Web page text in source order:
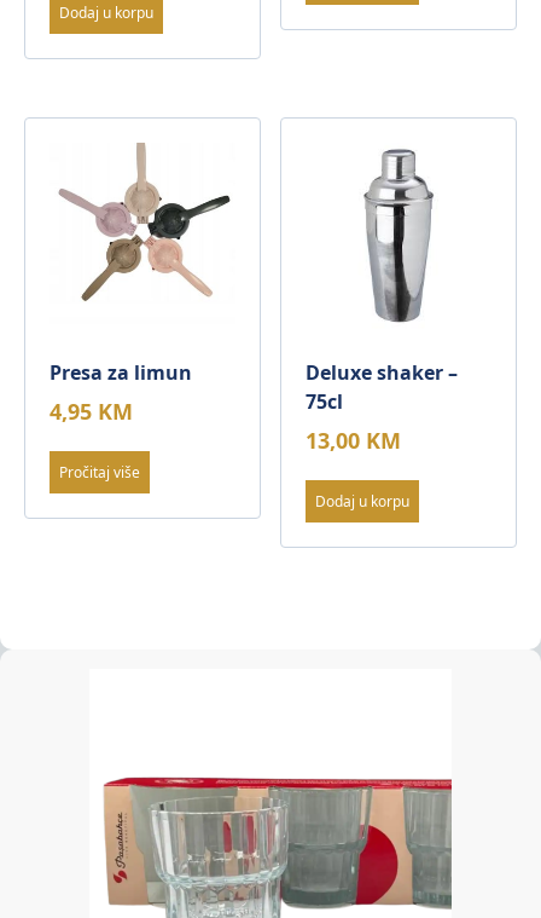
Dodaj u korpu
Presa za limun
4,95 KM
Pročitaj više
Deluxe shaker –
75cl
13,00 KM
Dodaj u korpu